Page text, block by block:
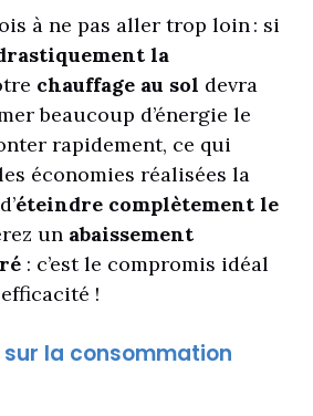
à ne pas aller trop loin : si
la
chauffage au sol devra
beaucoup d’énergie le
rapidement, ce qui
économies réalisées la
éteindre complètement le
un abaissement
: c’est le compromis idéal
!
la consommation